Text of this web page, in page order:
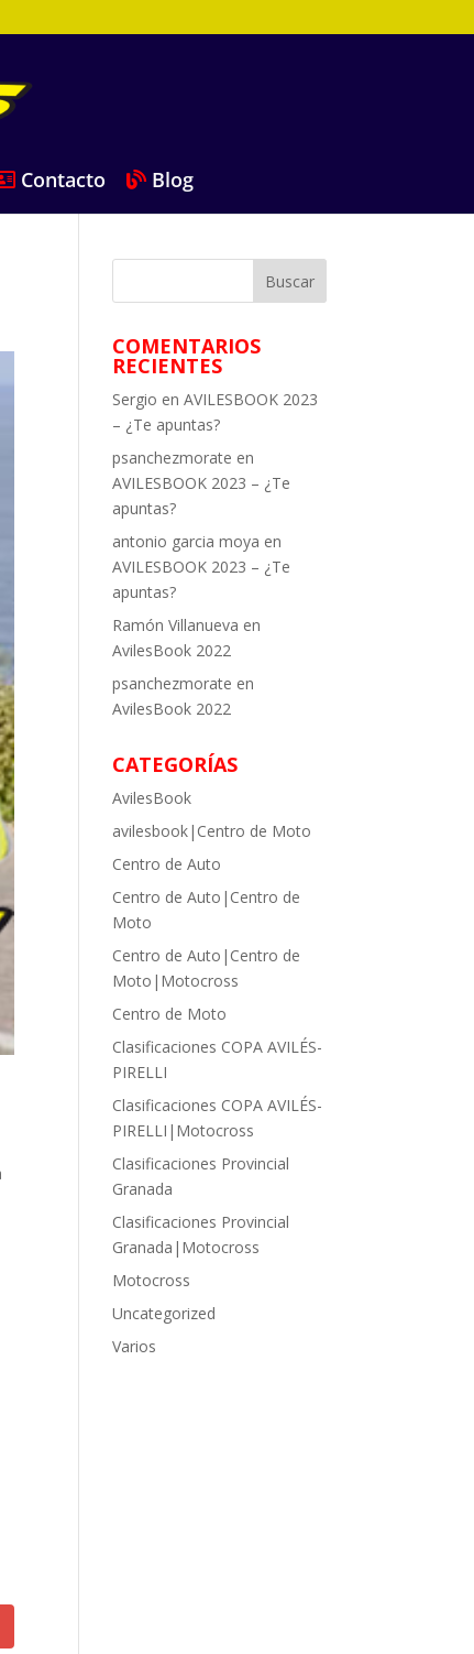
Contacto Blog
COMENTARIOS
RECIENTES
Sergio enAVILESBOOK 2023
– ¿Te apuntas?
psanchezmorate en
AVILESBOOK 2023 – ¿Te
apuntas?
antonio garcia moya en
AVILESBOOK 2023 – ¿Te
apuntas?
Ramón Villanueva en
AvilesBook 2022
psanchezmorate en
AvilesBook 2022
CATEGORÍAS
AvilesBook
avilesbook|Centro de Moto
Centro de Auto
Centro de Auto|Centro de
Moto
Centro de Auto|Centro de
Moto|Motocross
Centro de Moto
Clasificaciones COPA AVILÉS-
PIRELLI
Clasificaciones COPA AVILÉS-
PIRELLI|Motocross
Clasificaciones Provincial
Granada
Clasificaciones Provincial
Granada|Motocross
Motocross
Uncategorized
Varios